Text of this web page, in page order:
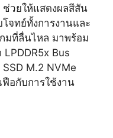
ช่วยให้แสดงผลสีสัน
จทย์ทั้งการงานและ
มที่ลื่นไหล มาพร้อม
Bus
M.2 NVMe
ฟือกับการใช้งาน